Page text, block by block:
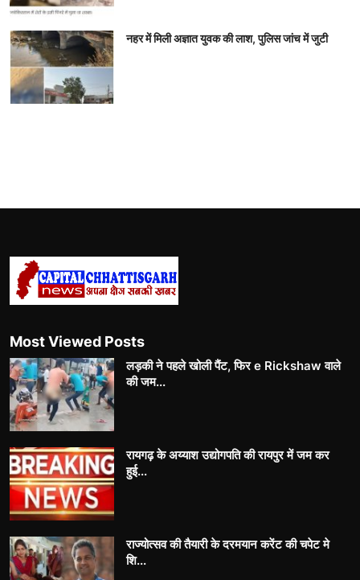
नहर में मिली अज्ञात युवक की लाश, पुलिस जांच में जुटी
Most Viewed Posts
लड़की ने पहले खोली पैंट, फिर e Rickshaw वाले
की जम...
रायगढ़ के अय्याश उद्योगपति की रायपुर में जम कर
हुई...
राज्योत्सव की तैयारी के दरमयान करेंट की चपेट मे
शि...